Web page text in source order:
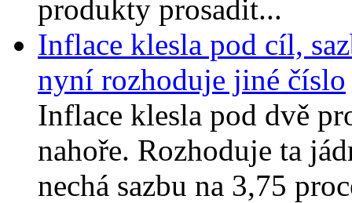
produkty prosadit...
Inflace klesla pod cíl,
nyní rozhoduje jiné číslo
Inflace klesla pod dvě
nahoře. Rozhoduje ta
nechá sazbu na 3,75